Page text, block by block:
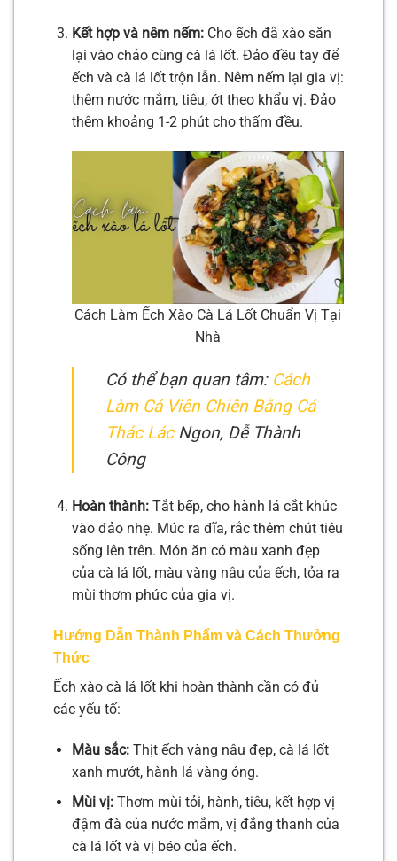
Kết hợp và nêm nếm:Cho ếch đã xào săn
lại vào chảo cùng cà lá lốt. Đảo đều tay để
ếch và cà lá lốt trộn lẫn. Nêm nếm lại gia vị:
thêm nước mắm, tiêu, ớt theo khẩu vị. Đảo
thêm khoảng 1-2 phút cho thấm đều.
Cách Làm Ếch Xào Cà Lá Lốt Chuẩn Vị Tại
Nhà
Có thể bạn quan tâm: Cách
Làm Cá Viên Chiên Bằng Cá
Thác LácNgon, Dễ Thành
Công
Hoàn thành:Tắt bếp, cho hành lá cắt khúc
vào đảo nhẹ. Múc ra đĩa, rắc thêm chút tiêu
sống lên trên. Món ăn có màu xanh đẹp
của cà lá lốt, màu vàng nâu của ếch, tỏa ra
mùi thơm phức của gia vị.
Hướng Dẫn Thành Phẩm và Cách Thưởng
Thức
Ếch xào cà lá lốt khi hoàn thành cần có đủ
các yếu tố:
Màu sắc:Thịt ếch vàng nâu đẹp, cà lá lốt
xanh mướt, hành lá vàng óng.
Mùi vị:Thơm mùi tỏi, hành, tiêu, kết hợp vị
đậm đà của nước mắm, vị đắng thanh của
cà lá lốt và vị béo của ếch.